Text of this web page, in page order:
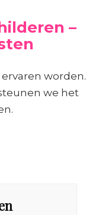
–
worden.
we het